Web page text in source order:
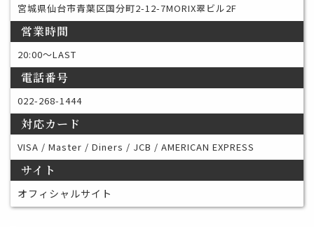
宮城県仙台市青葉区国分町2-12-7MORIX翠ビル2F
営業時間
20:00〜LAST
電話番号
022-268-1444
対応カード
VISA / Master / Diners / JCB / AMERICAN EXPRESS
サイト
オフィシャルサイト